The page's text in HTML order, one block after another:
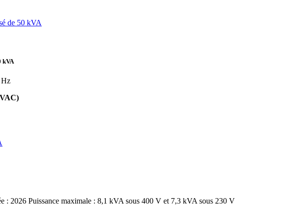
kVA
Hz
2026 Puissance maximale : 8,1 kVA sous 400 V et 7,3 kVA sous 230 V